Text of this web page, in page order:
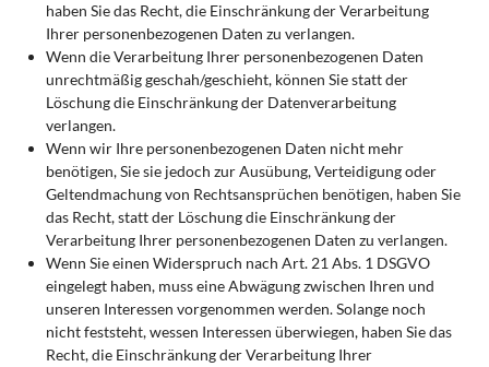
haben Sie das Recht, die Einschränkung der Verarbeitung
Ihrer personenbezogenen Daten zu verlangen.
Wenn die Verarbeitung Ihrer personenbezogenen Daten
unrechtmäßig geschah/geschieht, können Sie statt der
Löschung die Einschränkung der Datenverarbeitung
verlangen.
Wenn wir Ihre personenbezogenen Daten nicht mehr
benötigen, Sie sie jedoch zur Ausübung, Verteidigung oder
Geltendmachung von Rechtsansprüchen benötigen, haben Sie
das Recht, statt der Löschung die Einschränkung der
Verarbeitung Ihrer personenbezogenen Daten zu verlangen.
Wenn Sie einen Widerspruch nach Art. 21 Abs. 1 DSGVO
eingelegt haben, muss eine Abwägung zwischen Ihren und
unseren Interessen vorgenommen werden. Solange noch
nicht feststeht, wessen Interessen überwiegen, haben Sie das
Recht, die Einschränkung der Verarbeitung Ihrer